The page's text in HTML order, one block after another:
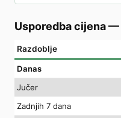
Usporedba cijena—
Razdoblje
Danas
Jučer
Zadnjih 7 dana